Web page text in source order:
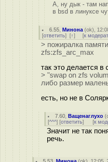
А, ну дык - там
в bsd в линуксе
6.55 ,Минона (ok),
[ответить] [↑] [к
> пожиралка
zfs:zfs_arc_max
так это делается
> "swap on zfs
либо размер
есть, но не в
7.60 ,Ващенаглухо (
[^^^] [ответить] [к
Значит не так
речь.